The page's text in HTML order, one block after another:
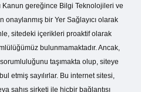
Kanun gereğince Bilgi Teknolojileri ve
onaylanmış bir Yer Sağlayıcı olarak
sitedeki içerikleri proaktif olarak
bulunmamaktadır. Ancak,
taşımakta olup, siteye
etmiş sayılırlar. Bu internet sitesi,
şahıs şirketi ile hiçbir bağlantısı